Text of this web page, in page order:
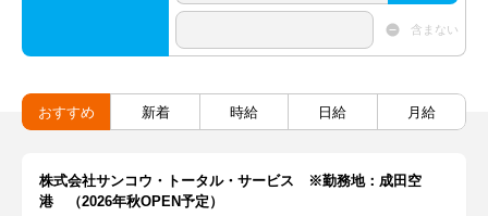
含まない
おすすめ 新着 時給 日給 月給
株式会社サンコウ・トータル・サービス ※勤務地：成田空
港 （2026年秋OPEN予定）